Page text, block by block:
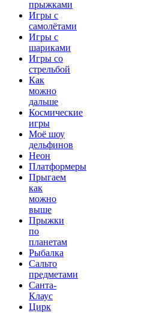
прыжками
Игры с
самолётами
Игры с
шариками
Игры со
стрельбой
Как
можно
дальше
Космические
игры
Моё шоу
дельфинов
Неон
Платформеры
Прыгаем
как
можно
выше
Прыжки
по
планетам
Рыбалка
Сальто
предметами
Санта-
Клаус
Цирк